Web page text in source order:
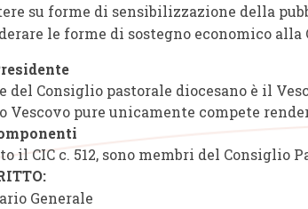
su forme di sensibilizzazione della
le forme di sostegno economico
del Consiglio pastorale diocesano è il
Vescovo pure unicamente compete
il CIC c. 512, sono membri del Consiglio
Generale